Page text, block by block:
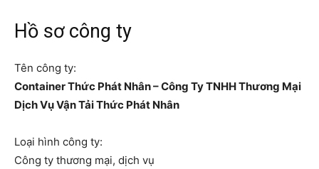
Hồ sơ công ty
Tên công ty:
Container Thức Phát Nhân – Công Ty TNHH Thương Mại
Dịch Vụ Vận Tải Thức Phát Nhân
Loại hình công ty:
Công ty thương mại, dịch vụ